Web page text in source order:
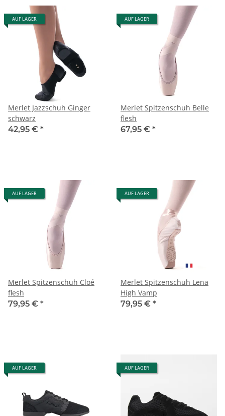
AUF LAGER
Merlet Jazzschuh Ginger
schwarz
42,95 € *
AUF LAGER
Merlet Spitzenschuh Belle
flesh
67,95 € *
AUF LAGER
Merlet Spitzenschuh Cloé
flesh
79,95 € *
AUF LAGER
Merlet Spitzenschuh Lena
High Vamp
79,95 € *
AUF LAGER AUF LAGER